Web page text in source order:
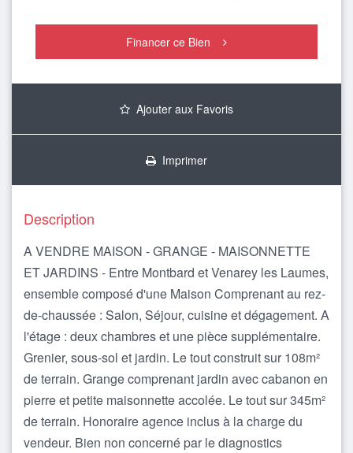
Financer ce Bien
Ajouter aux Favoris
Imprimer
Description
A VENDRE MAISON - GRANGE - MAISONNETTE
ET JARDINS - Entre Montbard et Venarey les Laumes,
ensemble composé d'une Maison Comprenant au rez-
de-chaussée : Salon, Séjour, cuisine et dégagement. A
l'étage : deux chambres et une pièce supplémentaire.
Grenier, sous-sol et jardin. Le tout construit sur 108m²
de terrain. Grange comprenant jardin avec cabanon en
pierre et petite maisonnette accolée. Le tout sur 345m²
de terrain. Honoraire agence inclus à la charge du
vendeur. Bien non concerné par le diagnostics